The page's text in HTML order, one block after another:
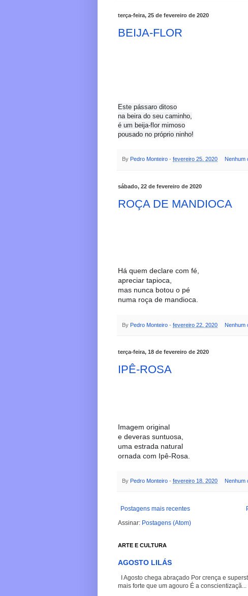
terça-feira, 25 de fevereiro de 2020
BEIJA-FLOR
Este pássaro ditoso
na beira do seu caminho,
é um beija-flor mimoso
pousado no próprio ninho!
By Pedro Monteiro - fevereiro 25, 2020 Nenhum
sábado, 22 de fevereiro de 2020
ROÇA DE MANDIOCA
Há quem declare com fé,
apreciar tapioca,
mas nunca botou o pé
numa roça de mandioca.
By Pedro Monteiro - fevereiro 22, 2020 Nenhum
terça-feira, 18 de fevereiro de 2020
IPÊ-ROSA
Imagem original
e deveras suntuosa,
uma estrada natural
ornada com Ipê-Rosa.
By Pedro Monteiro - fevereiro 18, 2020 Nenhum
Postagens mais recentes
Assinar: Postagens (Atom)
ARTE E CULTURA
AGOSTO LILÁS
I Agosto chega abraçado Por crença e
mais forte que um agouro É a conscientizaçã...